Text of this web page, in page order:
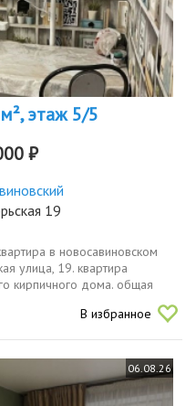
этаж 5/5
₽
19
в новосавиновском
улица, 19. квартира
кирпичного дома. общая
6 кв. м. до метро северный
В избранное
06.08.26